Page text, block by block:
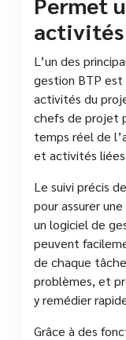
L’un des
gestion BTP est
activités du
chefs de projet
temps réel de
et activités
Le suivi précis
pour assurer
un logiciel de
peuvent
de chaque
problèmes, et
y remédier
Grâce à des